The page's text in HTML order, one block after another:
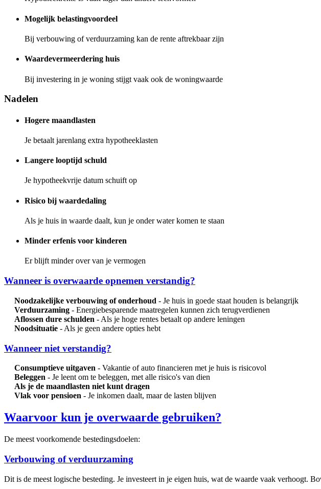
Mogelijk belastingvoordeel
Bij verbouwing of verduurzaming kan de rente aftrekbaar zijn
Waardevermeerdering huis
Bij investering in je woning stijgt vaak ook de woningwaarde
Nadelen
Hogere maandlasten
Je betaalt jarenlang extra hypotheeklasten
Langere looptijd schuld
Je hypotheekvrije datum schuift op
Risico bij waardedaling
Als je huis in waarde daalt, kun je onder water komen te staan
Minder erfenis voor kinderen
Er blijft minder over van je vermogen
Wanneer is overwaarde opnemen verstandig?
Noodzakelijke verbouwing of onderhoud - Je huis in goede staat houden is belangrijk
Verduurzaming - Energiebesparende maatregelen kunnen zich terugverdienen
Aflossen dure schulden - Als je hoge rentes betaalt op andere leningen
Noodsituatie - Als je geen andere opties hebt
Wanneer niet verstandig?
Consumptieve uitgaven - Vakantie of auto financieren met je huis is risicovol
Beleggen - Je leent om te beleggen, met alle risico's van dien
Als je de maandlasten niet kunt dragen
Vlak voor pensioen - Je inkomen daalt, maar de lasten blijven
Waarvoor kun je overwaarde gebruiken?
De meest voorkomende bestedingsdoelen:
Verbouwing of verduurzaming
Dit is de meest logische besteding. Je investeert in je eigen huis, wat de waarde vaak verhoogt.